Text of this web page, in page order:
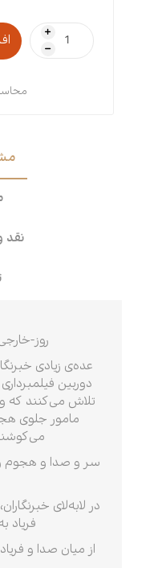
i
h
نقد
روز-
عدهی زیادی
دوربین
تلاش می‌کنند که
مامور جلوی
سر و صدا و هجوم و
در لابه‌لای
فریاد
از میان صدا و